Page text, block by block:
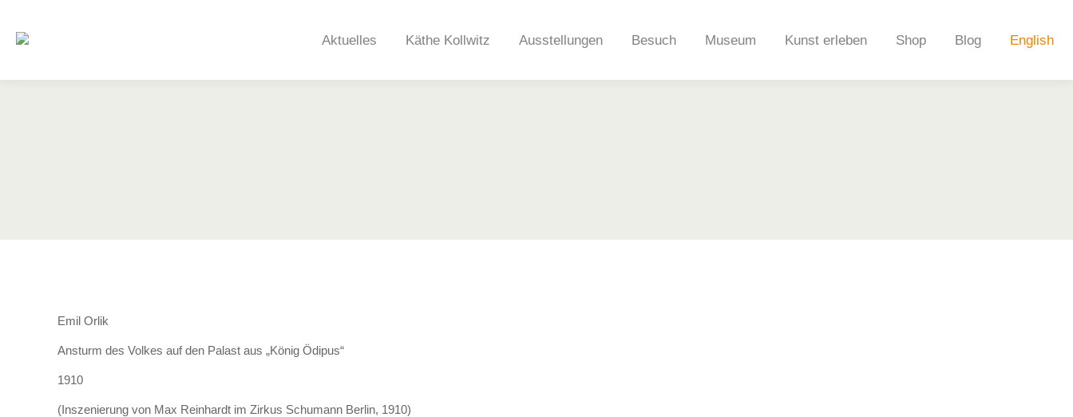
Aktuelles Käthe Kollwitz Ausstellungen Besuch Museum Kunst erleben Shop Blog English
Emil Orlik
Ansturm des Volkes auf den Palast aus „König Ödipus“
1910
(Inszenierung von Max Reinhardt im Zirkus Schumann Berlin, 1910)